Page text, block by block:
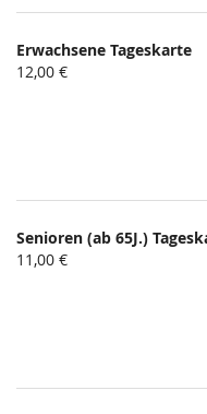
Produkte
Unkategorisierte
Erwachsene Tageskarte
12,00 €
Senioren (ab 65J.)
11,00 €